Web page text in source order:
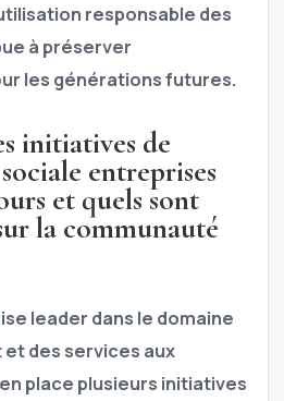
responsable des
à préserver
les générations futures.
initiatives de
entreprises
et quels sont
la communauté
leader dans le domaine
et des services aux
place plusieurs initiatives